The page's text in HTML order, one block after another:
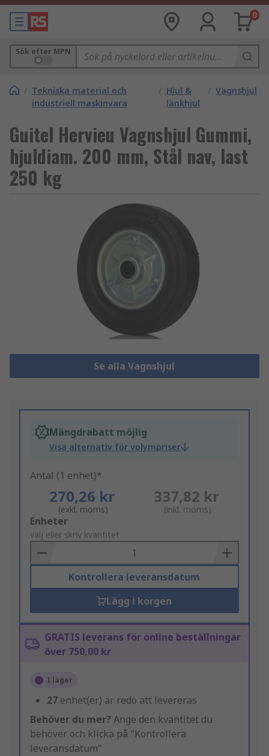
0
Sök efter MPN
/ Tekniska material och
industriell maskinvara
/ Hjul &
länkhjul
/ Vagnshjul
Guitel Hervieu Vagnshjul Gummi,
hjuldiam. 200 mm, Stål nav, last
250 kg
Se alla Vagnshjul
Mängdrabatt möjlig
Visa alternativ för volympriser
Antal (1 enhet)*
270,26 kr
(exkl. moms)
337,82 kr
(inkl. moms)
Add
to
Basket
Enheter
välj eller skriv kvantitet
Kontrollera leveransdatum
Lägg i korgen
GRATIS leverans för online beställningar
över 750,00 kr
I lager
27 enhet(er) är redo att levereras
Behöver du mer? Ange den kvantitet du
behöver och klicka på "Kontrollera
leveransdatum"